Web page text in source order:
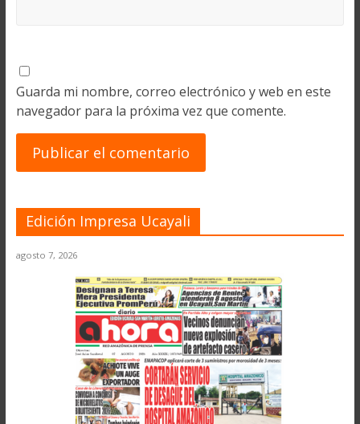
Guarda mi nombre, correo electrónico y web en este
navegador para la próxima vez que comente.
Edición Impresa Ucayali
agosto 7, 2026